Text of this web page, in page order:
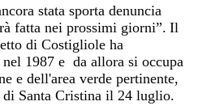
stata sporta denuncia
fatta nei prossimi giorni”. Il
di Costigliole ha
nel 1987 eda allora si occupa
e dell'area verde pertinente,
di Santa Cristina il 24 luglio.